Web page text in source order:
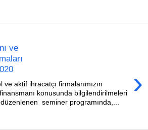
ve
›
ve aktif ihracatçı firmalarımızın
konusunda bilgilendirilmeleri
seminer programında,...